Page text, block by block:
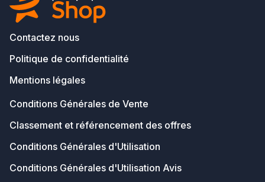
Contactez nous
Politique de confidentialité
Mentions légales
Conditions Générales de Vente
Classement et référencement des offres
Conditions Générales d'Utilisation
Conditions Générales d'Utilisation Avis